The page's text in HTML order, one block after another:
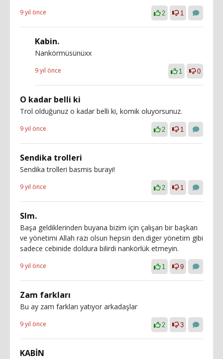
9 yıl önce 2 1
Kabin.
Nankörmüsünüxx
9 yıl önce 1 0
O kadar belli ki
Trol olduğunuz o kadar belli ki, komik oluyorsunuz.
9 yıl önce 2 1
Sendika trolleri
Sendika trolleri basmis burayi!
9 yıl önce 2 1
Slm.
Başa geldiklerinden buyana bizim için çalışan bir başkan
ve yönetimi Allah razı olsun hepsin den.diger yönetim gibi
sadece cebinide doldura bilirdi nankörlük etmeyin.
9 yıl önce 1 9
Zam farkları
Bu ay zam farkları yatıyor arkadaşlar
9 yıl önce 2 3
KABİN